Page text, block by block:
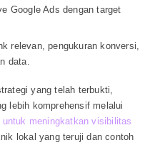
Google Ads dengan target
relevan, pengukuran konversi,
data.
yang telah terbukti,
lebih komprehensif melalui
meningkatkan visibilitas
lokal yang teruji dan contoh